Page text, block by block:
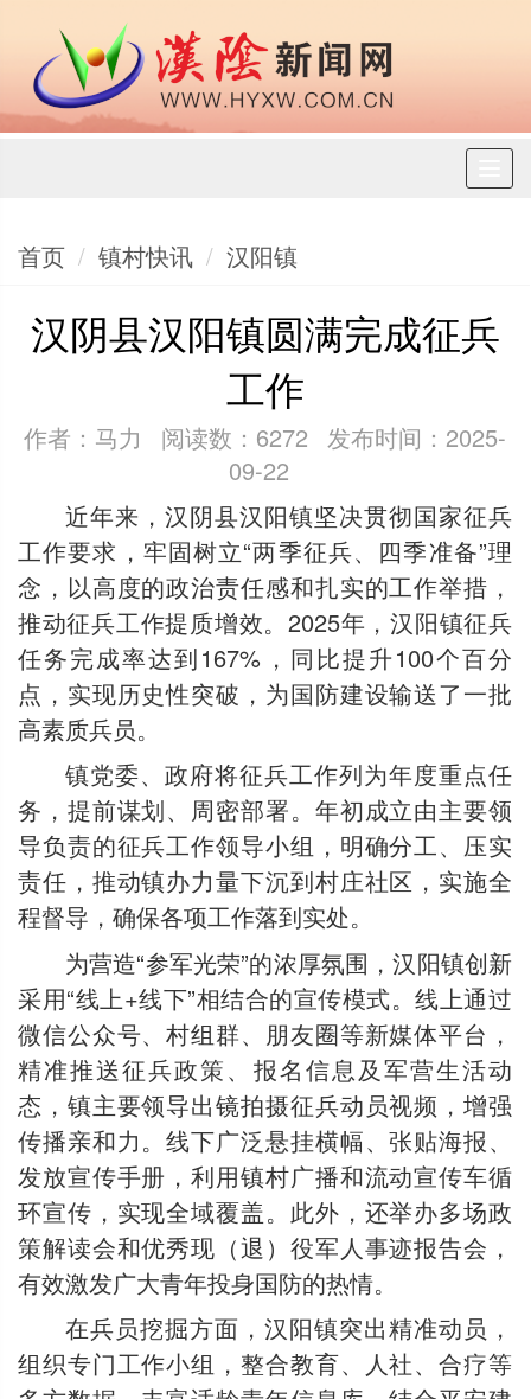
首页 镇村快讯 汉阳镇
汉阴县汉阳镇圆满完成征兵
工作
作者：马力 阅读数：6272 发布时间：2025-
09-22
近年来，汉阴县汉阳镇坚决贯彻国家征兵
工作要求，牢固树立“两季征兵、四季准备”理
念，以高度的政治责任感和扎实的工作举措，
推动征兵工作提质增效。2025年，汉阳镇征兵
任务完成率达到167%，同比提升100个百分
点，实现历史性突破，为国防建设输送了一批
高素质兵员。
镇党委、政府将征兵工作列为年度重点任
务，提前谋划、周密部署。年初成立由主要领
导负责的征兵工作领导小组，明确分工、压实
责任，推动镇办力量下沉到村庄社区，实施全
程督导，确保各项工作落到实处。
为营造“参军光荣”的浓厚氛围，汉阳镇创新
采用“线上+线下”相结合的宣传模式。线上通过
微信公众号、村组群、朋友圈等新媒体平台，
精准推送征兵政策、报名信息及军营生活动
态，镇主要领导出镜拍摄征兵动员视频，增强
传播亲和力。线下广泛悬挂横幅、张贴海报、
发放宣传手册，利用镇村广播和流动宣传车循
环宣传，实现全域覆盖。此外，还举办多场政
策解读会和优秀现（退）役军人事迹报告会，
有效激发广大青年投身国防的热情。
在兵员挖掘方面，汉阳镇突出精准动员，
组织专门工作小组，整合教育、人社、合疗等